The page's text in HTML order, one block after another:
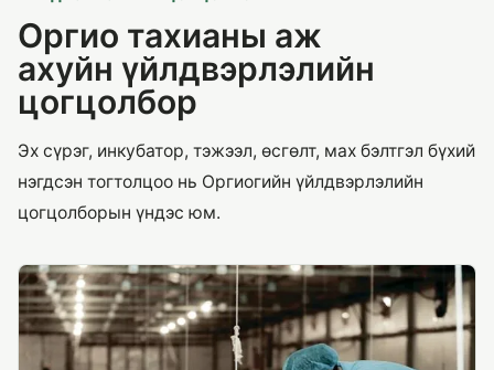
Оргио тахианы аж
ахуйн үйлдвэрлэлийн
цогцолбор
Эх сүрэг, инкубатор, тэжээл, өсгөлт, мах бэлтгэл бүхий
нэгдсэн тогтолцоо нь Оргиогийн үйлдвэрлэлийн
цогцолборын үндэс юм.